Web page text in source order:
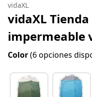
vidaXL
vidaXL
impermeable
Color(6 opciones